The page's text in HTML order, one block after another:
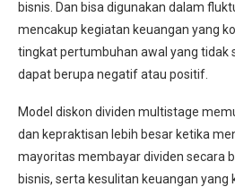
bisnis. Dan bisa digunakan dalam
mencakup kegiatan keuangan yang
tingkat pertumbuhan awal yang tidak
dapat berupa negatif atau positif.
Model diskon dividen multistage
dan kepraktisan lebih besar ketika
mayoritas membayar dividen secara
bisnis, serta kesulitan keuangan